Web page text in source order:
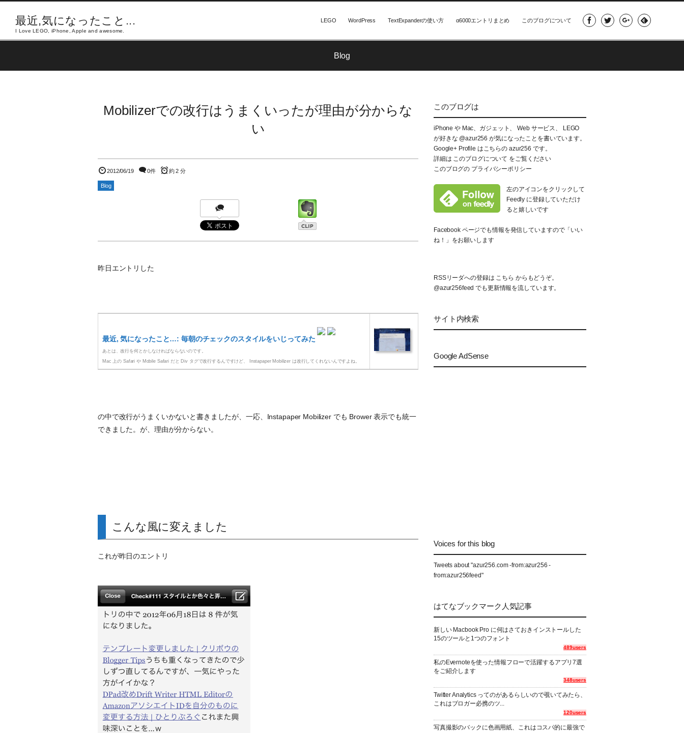
最近,気になったこと...
I Love LEGO, iPhone, Apple and awesome.
LEGO WordPress TextExpanderの使い方 α6000エントリまとめ このブログについて
Blog
Mobilizerでの改行はうまくいったが理由が分からな
い
2012/06/19 0件 約 2 分
Blog
昨日エントリした
最近, 気になったこと…: 毎朝のチェックのスタイルをいじってみた
あとは、改行を何とかしなければならないのです。
Mac 上の Safari や Mobile Safari だと Div タグで改行するんですけど、 Instapaper Mobilizer は改行してくれないんですよね。
の中で改行がうまくいかないと書きましたが、一応、Instapaper Mobilizer でも Brower 表示でも統一
できました。が、理由が分からない。
こんな風に変えました
これが昨日のエントリ
このブログは
iPhone や Mac、ガジェット、 Web サービス、 LEGO
が好きな @azur256 が気になったことを書いています。
Google+ Profile はこちらの azur256 です。
詳細は このブログについて をご覧ください
このブログの プライバシーポリシー
左のアイコンをクリックして
Feedly に登録していただけ
ると嬉しいです
Facebook ページでも情報を発信していますので「いい
ね！」をお願いします
RSSリーダへの登録は こちら からもどうぞ。
@azur256feed でも更新情報を流しています。
サイト内検索
Google AdSense
Voices for this blog
Tweets about "azur256.com -from:azur256 -
from:azur256feed"
はてなブックマーク人気記事
新しい Macbook Pro に何はさておきインストールした
15のツールと1つのフォント
489users
私のEvernoteを使った情報フローで活躍するアプリ7選
をご紹介します
348users
Twitter Analytics ってのがあるらしいので覗いてみたら、
これはブロガー必携のツ...
120users
写真撮影のバックに色画用紙、これはコスパ的に最強で